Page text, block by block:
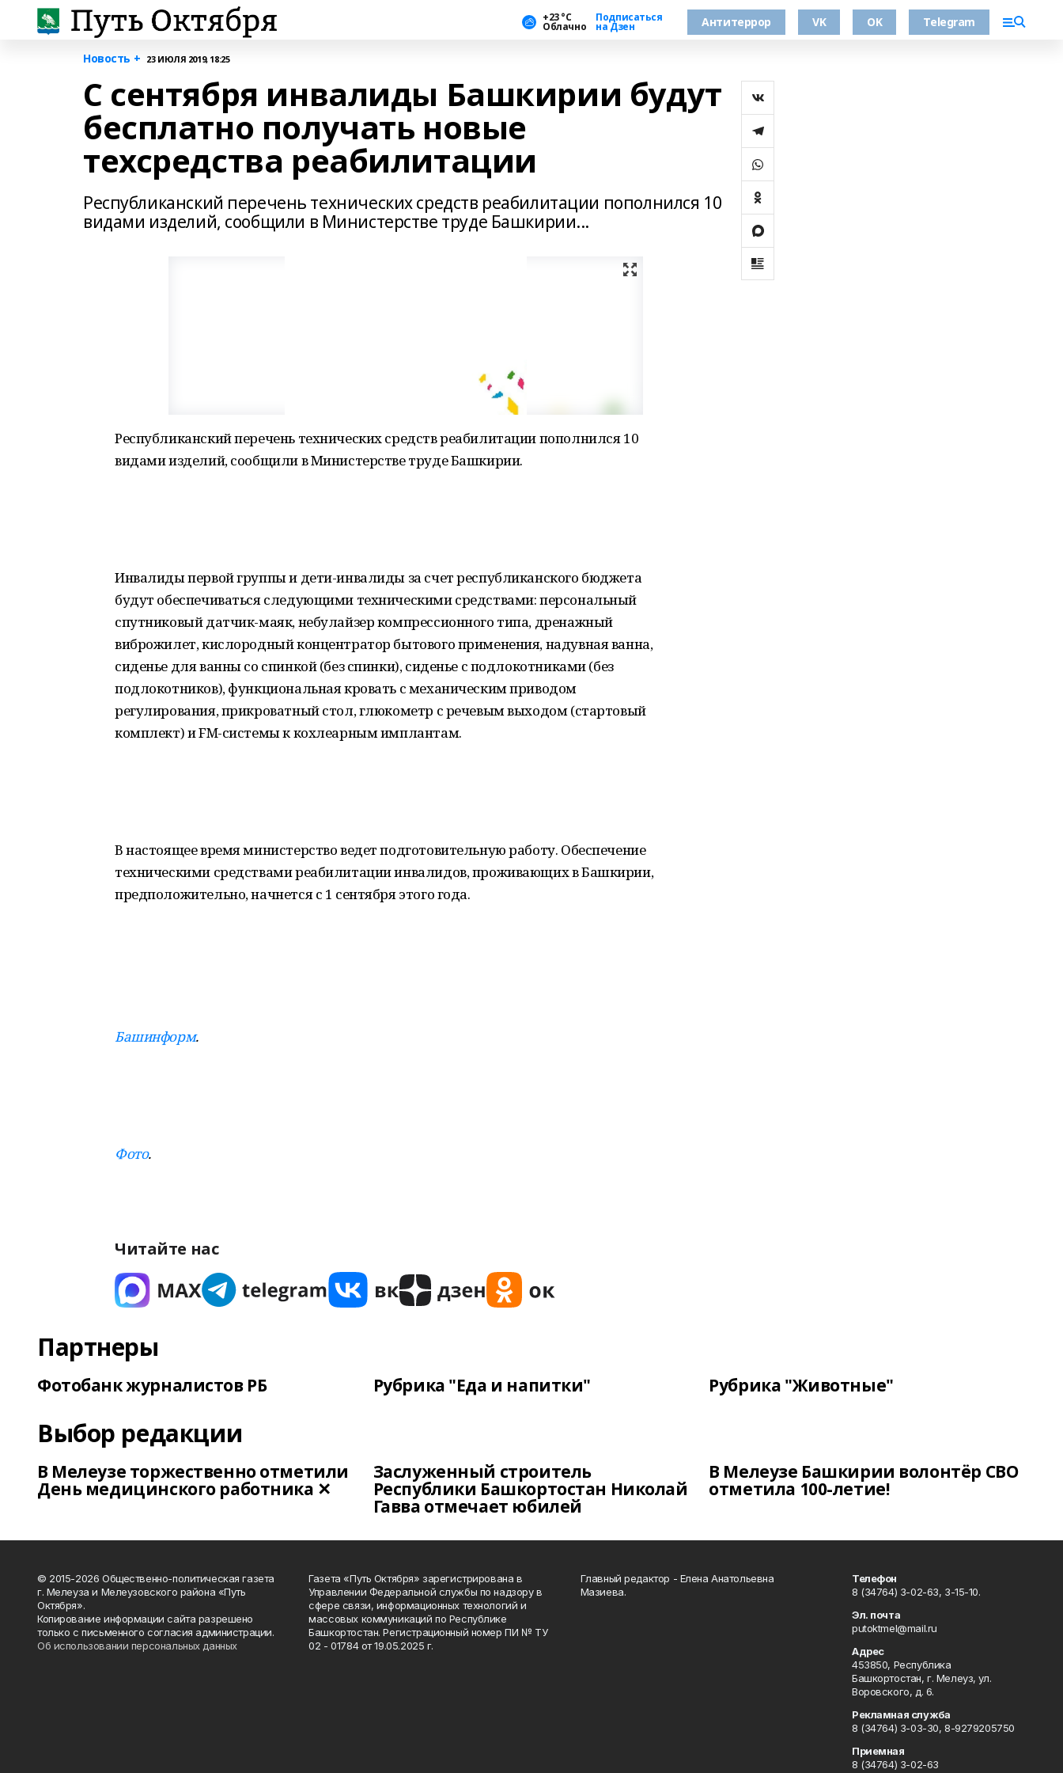
+23 °С
Облачно
Подписаться
на Дзен Антитеррор VK OK Telegram
Новость + 23 ИЮЛЯ 2019, 18:25
С сентября инвалиды Башкирии будут
бесплатно получать новые
техсредства реабилитации
Республиканский перечень технических средств реабилитации пополнился 10
видами изделий, сообщили в Министерстве труде Башкирии...
Республиканский перечень технических средств реабилитации пополнился 10
видами изделий, сообщили в Министерстве труде Башкирии.
Инвалиды первой группы и дети-инвалиды за счет республиканского бюджета
будут обеспечиваться следующими техническими средствами: персональный
спутниковый датчик-маяк, небулайзер компрессионного типа, дренажный
виброжилет, кислородный концентратор бытового применения, надувная ванна,
сиденье для ванны со спинкой (без спинки), сиденье с подлокотниками (без
подлокотников), функциональная кровать с механическим приводом
регулирования, прикроватный стол, глюкометр с речевым выходом (стартовый
комплект) и FM-системы к кохлеарным имплантам.
В настоящее время министерство ведет подготовительную работу. Обеспечение
техническими средствами реабилитации инвалидов, проживающих в Башкирии,
предположительно, начнется с 1 сентября этого года.
Башинформ.
Фото.
Читайте нас
Партнеры
Фотобанк журналистов РБ Рубрика "Еда и напитки" Рубрика "Животные"
Выбор редакции
В Мелеузе торжественно отметили
День медицинского работника ✕
Заслуженный строитель
Республики Башкортостан Николай
Гавва отмечает юбилей
В Мелеузе Башкирии волонтёр СВО
отметила 100-летие!
© 2015-2026 Общественно-политическая газета
г. Мелеуза и Мелеузовского района «Путь
Октября».
Копирование информации сайта разрешено
только с письменного согласия администрации.
Об использовании персональных данных
Газета «Путь Октября» зарегистрирована в
Управлении Федеральной службы по надзору в
сфере связи, информационных технологий и
массовых коммуникаций по Республике
Башкортостан. Регистрационный номер ПИ № ТУ
02 - 01784 от 19.05.2025 г.
Главный редактор - Елена Анатольевна
Мазиева.
Телефон
8 (34764) 3-02-63, 3-15-10.
Эл. почта
putoktmel@mail.ru
Адрес
453850, Республика
Башкортостан, г. Мелеуз, ул.
Воровского, д. 6.
Рекламная служба
8 (34764) 3-03-30, 8-9279205750
Приемная
8 (34764) 3-02-63